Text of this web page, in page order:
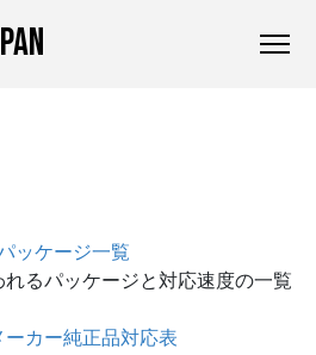
ッケージ一覧
るパッケージと対応速度の一覧
カー純正品対応表